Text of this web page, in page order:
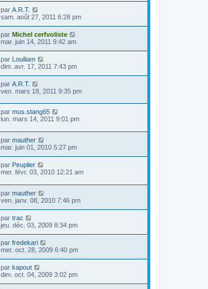
par A.R.T.
sam. août 27, 2011 6:28 pm
par Michel cerfvoliste
mar. juin 14, 2011 9:42 am
par Louiliam
dim. avr. 17, 2011 7:43 pm
par A.R.T.
ven. mars 18, 2011 9:35 pm
par mus.stang65
lun. mars 14, 2011 9:01 pm
par mauther
mar. juin 01, 2010 5:27 pm
par Peuplier
mer. févr. 03, 2010 12:21 am
par mauther
ven. janv. 08, 2010 7:46 pm
par trac
jeu. déc. 03, 2009 8:34 pm
par fredekari
mer. oct. 28, 2009 6:40 pm
par kapout
dim. oct. 04, 2009 3:02 pm